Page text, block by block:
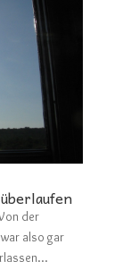
der
also gar